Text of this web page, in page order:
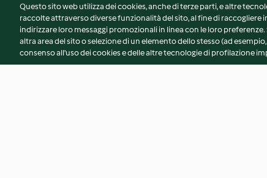
Questo sito web utilizza dei cookies, anche di terze parti, e altre
raccolte attraverso diverse funzionalità del sito, al fine di
indirizzare loro messaggi promozionali in linea con le loro
altra area del sito o selezione di un elemento dello stesso (ad
consenso all'uso dei cookies e delle altre tecnologie di profilazione